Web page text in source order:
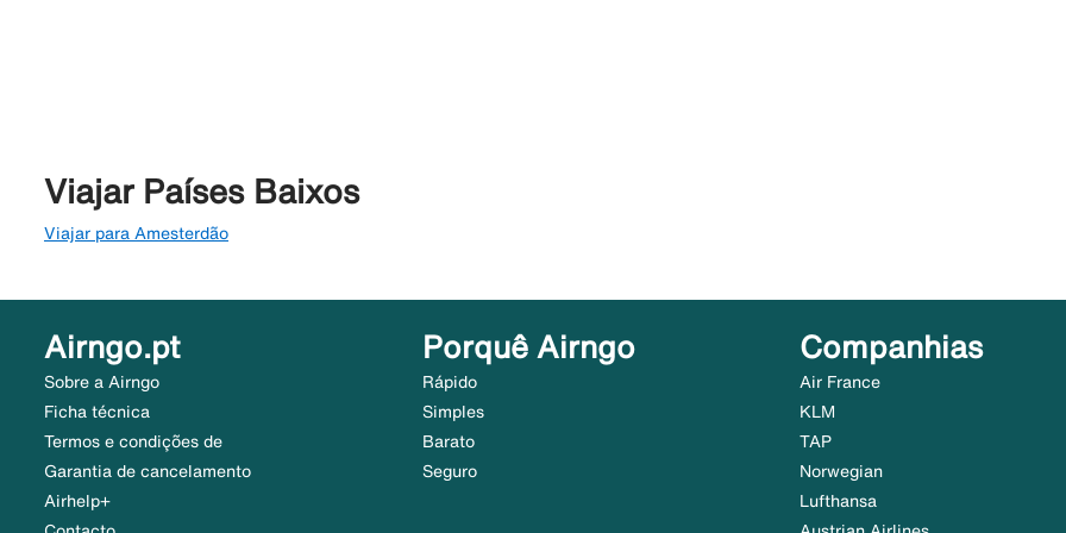
Viajar Países Baixos
Viajar para Amesterdão
Airngo.pt
Sobre a Airngo
Ficha técnica
Termos e condições de
Garantia de cancelamento
Airhelp+
Porquê Airngo
Rápido
Simples
Barato
Seguro
Companhias
Air France
KLM
TAP
Norwegian
Lufthansa